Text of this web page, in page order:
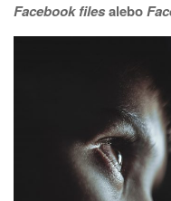
Facebook filesalebo